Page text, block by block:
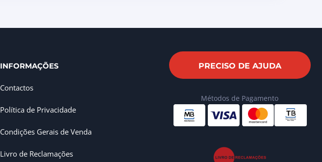
INFORMAÇÕES
Contactos
Política de Privacidade
Condições Gerais de Venda
Livro de Reclamações
PRECISO DE AJUDA
Métodos de Pagamento